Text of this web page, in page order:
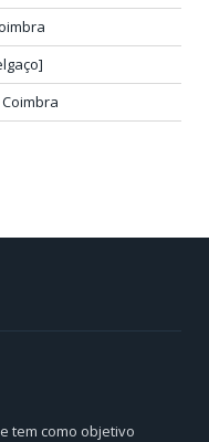
tem como objetivo